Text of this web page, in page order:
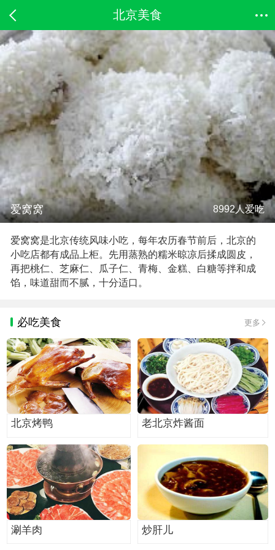
北京美食
爱窝窝 8992人爱吃
爱窝窝是北京传统风味小吃，每年农历春节前后，北京的
小吃店都有成品上柜。先用蒸熟的糯米晾凉后揉成圆皮，
再把桃仁、芝麻仁、瓜子仁、青梅、金糕、白糖等拌和成
馅，味道甜而不腻，十分适口。
必吃美食 更多
北京烤鸭 老北京炸酱面
涮羊肉 炒肝儿